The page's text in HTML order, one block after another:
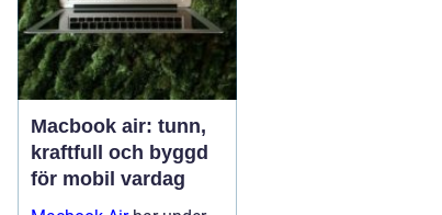
Macbook air: tunn,
kraftfull och byggd
för mobil vardag